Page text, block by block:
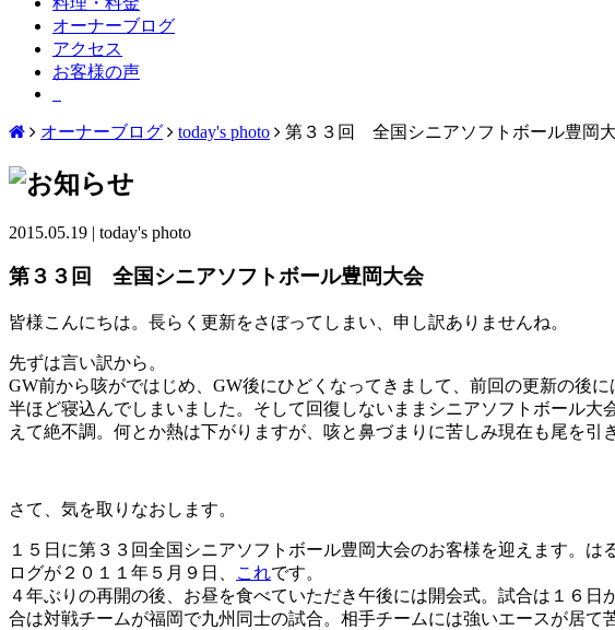
オーナーブログ
アクセス
お客様の声
オーナーブログ today's photo 第３３回 全国シニアソフトボール豊岡
2015.05.19 | today's photo
第３３回 全国シニアソフトボール豊岡大会
皆様こんにちは。長らく更新をさぼってしまい、申し訳ありませんね。
先ずは言い訳から。
GW前から咳がではじめ、GW後にひどくなってきまして、前回の更新の後
半ほど寝込んでしまいました。そして回復しないままシニアソフトボール
えて絶不調。何とか熱は下がりますが、咳と鼻づまりに苦しみ現在も尾を引
さて、気を取りなおします。
１５日に第３３回全国シニアソフトボール豊岡大会のお客様を迎えます。
ログが２０１１年５月９日、
これです。
４年ぶりの再開の後、お昼を食べていただき午後には開会式。試合は１６
合は対戦チームが福岡で九州同士の試合。相手チームには強いエースが居